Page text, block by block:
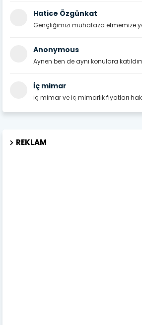
Hatice Özgünkat
Gençliğimizi muhafaza etmemize
Anonymous
Aynen ben de aynı konulara
İç mimar
İç mimar ve iç mimarlık fiyatları
REKLAM